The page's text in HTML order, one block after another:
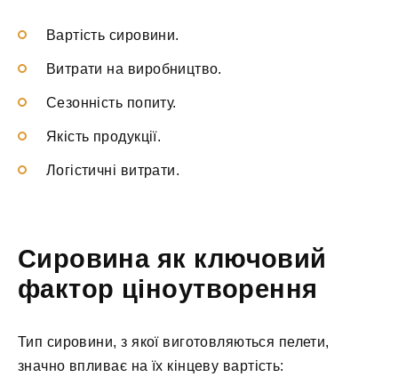
Вартість сировини.
Витрати на виробництво.
Сезонність попиту.
Якість продукції.
Логістичні витрати.
Сировина як ключовий
фактор ціноутворення
Тип сировини, з якої виготовляються пелети,
значно впливає на їх кінцеву вартість: